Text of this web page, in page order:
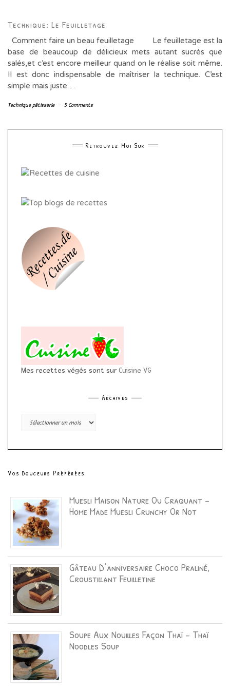
Technique: Le Feuilletage
Comment faire un beau feuilletage Le feuilletage est la
base de beaucoup de délicieux mets autant sucrés que
salés,et c’est encore meilleur quand on le réalise soit même.
Il est donc indispensable de maîtriser la technique. C’est
simple mais juste…
Technique pâtisserie - 5 Comments
Retrouvez Moi Sur
Mes recettes végés sont sur Cuisine VG
Archives
Archives
Vos Douceurs Préférées
Muesli Maison Nature Ou Craquant –
Home Made Muesli Crunchy Or Not
Gâteau D’anniversaire Choco Praliné,
Croustillant Feuilletine
Soupe Aux Nouilles Façon Thaï – Thaï
Noodles Soup